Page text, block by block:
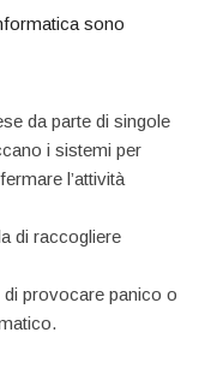
sono
da parte di singole
i sistemi per
l’attività
di raccogliere
di provocare panico o